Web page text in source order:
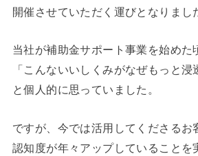
開催させていただく運びとなりまし
当社が補助金サポート事業を始めた
「こんないいしくみがなぜもっと浸
と個人的に思っていました。
ですが、今では活用してくださるお
認知度が年々アップしていることを